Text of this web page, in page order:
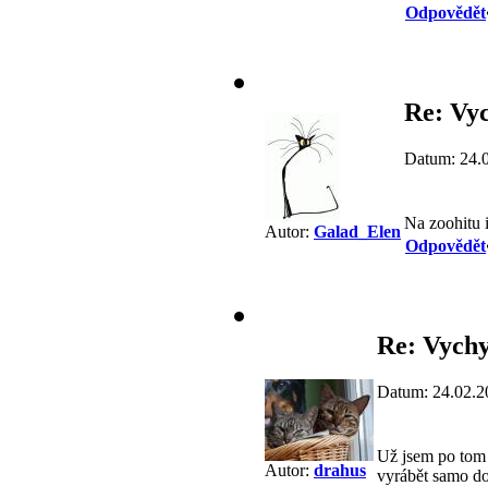
Odpovědět
Autor: Galad_Elen
Re:
Datum:
Na zoohitu
Odpovědět
Autor: drahus
Re:
Datum:
Už jsem po
vyrábět samo